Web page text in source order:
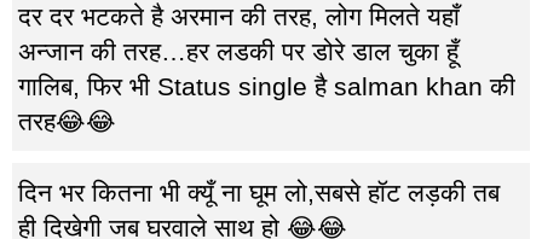
दर दर भटकते है अरमान की तरह, लोग मिलते यहाँ
अन्जान की तरह…हर लडकी पर डोरे डाल चुका हूँ
गालिब, फिर भी Status single है salman khan की
तरह😂😂
दिन भर कितना भी क्यूँ ना घूम लो,सबसे हॉट लड़की तब
ही दिखेगी जब घरवाले साथ हो 😂😂